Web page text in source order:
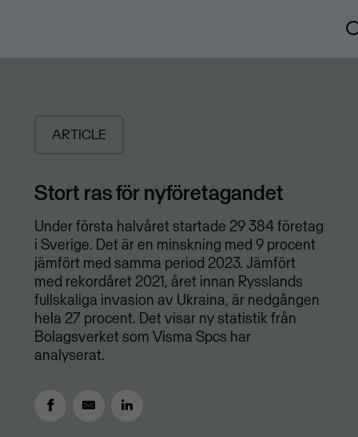
ARTICLE
Stort ras för nyföretagandet
Under första halvåret startade 29 384 företag
i Sverige. Det är en minskning med 9 procent
jämfört med samma period 2023. Jämfört
med rekordåret 2021, året innan Rysslands
fullskaliga invasion av Ukraina, är nedgången
hela 27 procent. Det visar ny statistik från
Bolagsverket som Visma Spcs har
analyserat.